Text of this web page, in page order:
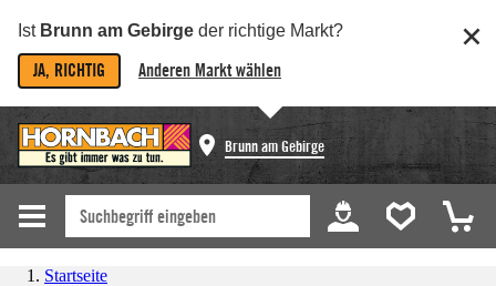
Ist Brunn am Gebirge der richtige Markt?
JA, RICHTIG Anderen Markt wählen
Brunn am Gebirge
Startseite